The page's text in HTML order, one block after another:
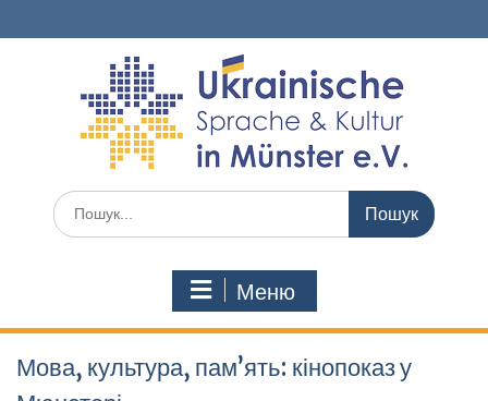
до
Шукати:
Меню
Мова, культура, пам’ять: кінопоказ у